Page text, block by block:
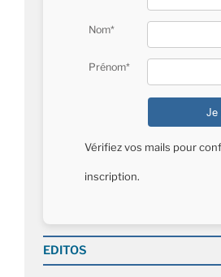
Nom*
Prénom*
Vérifiez vos mails pour
inscription.
EDITOS